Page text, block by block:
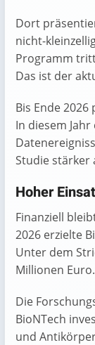
Dort
nicht-
Programm
Das ist der
Bis Ende 2026
In diesem
Studie stärker
Hoher
Finanziell
2026 erzielte
Unter dem
Millionen Euro.
Die
BioNTech
und